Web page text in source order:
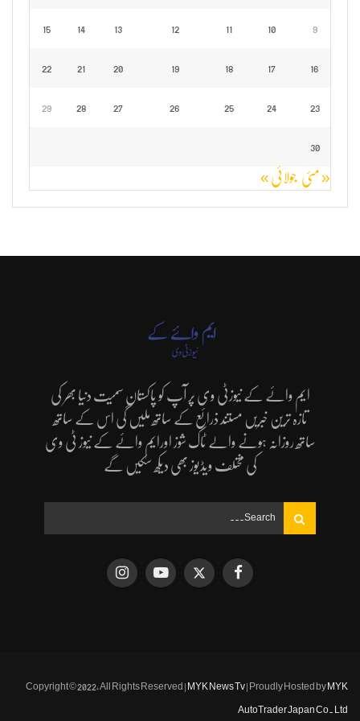
9
10
11
12
13
14
15
16
17
18
19
20
21
22
23
24
25
26
27
28
29
30
« مئی جولائی »
ایم وائے کے نیوزٹی وی پر آپ کو پاکستان سمیت دنیا بھر کی
تازہ ترین خبریں مستند ذرائع کے ساتھ ملیں گی اس کے ساتھ
ساتھ روزانہ ہونے والے ٹاک شوز اورایم وائے کے نیوز ٹی وی
کی مختلف ویڈیوز بھی دیکھ سکیں گے
Copyright © 2022, All Rights Reserved | MYK News Tv | Proudly Hosted by MYK
AutoTrader Japan Co. Ltd